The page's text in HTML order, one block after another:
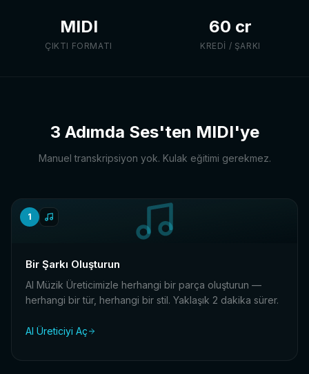
MIDI
ÇIKTI FORMATI
60 cr
KREDI / ŞARKI
3 Adımda Ses'ten MIDI'ye
Manuel transkripsiyon yok. Kulak eğitimi gerekmez.
1
Bir Şarkı Oluşturun
AI Müzik Üreticimizle herhangi bir parça oluşturun —
herhangi bir tür, herhangi bir stil. Yaklaşık 2 dakika sürer.
AI Üreticiyi Aç